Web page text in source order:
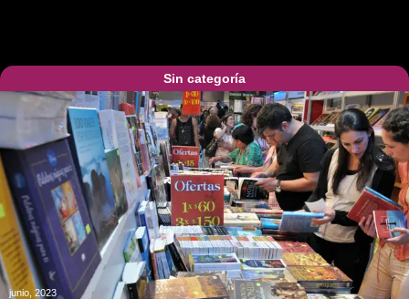
Sin categoría
junio, 2023